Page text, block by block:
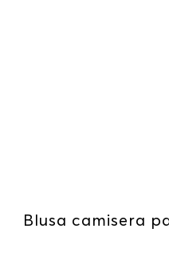
Blusa camisera